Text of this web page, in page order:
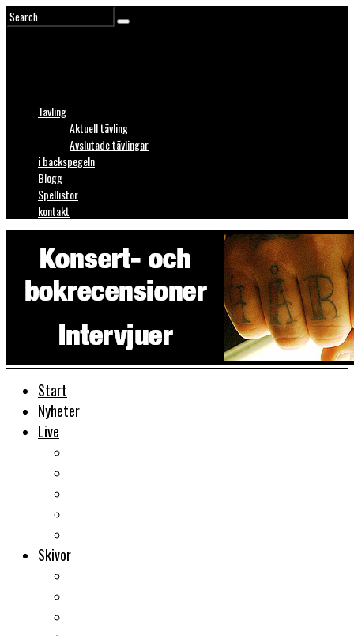
Tävling
Aktuell tävling
Avslutade tävlingar
i backspegeln
Blogg
Spellistor
kontakt
Start
Nyheter
Live
Skivor